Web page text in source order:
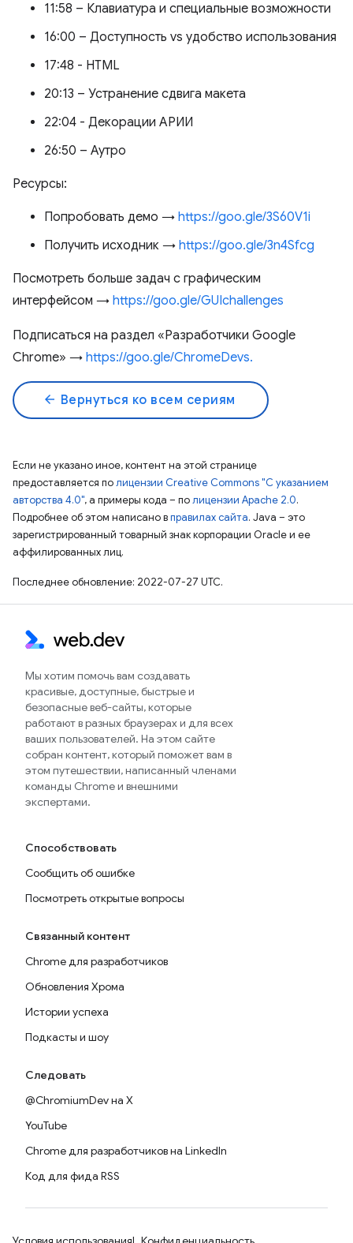
11:58 – Клавиатура и специальные возможности
16:00 – Доступность vs удобство использования
17:48 - HTML
20:13 – Устранение сдвига макета
22:04 - Декорации АРИИ
26:50 – Аутро
Ресурсы:
Попробовать демо → https://goo.gle/3S60V1i
Получить исходник → https://goo.gle/3n4Sfcg
Посмотреть больше задач с графическим
интерфейсом → https://goo.gle/GUIchallenges
Подписаться на раздел «Разработчики Google
Chrome» → https://goo.gle/ChromeDevs.
arrow_back Вернуться ко всем сериям
Если не указано иное, контент на этой странице
предоставляется полицензии Creative Commons "С указанием
авторства 4.0", а примеры кода – полицензии Apache 2.0.
Подробнее об этом написано вправилах сайта. Java – это
зарегистрированный товарный знак корпорации Oracle и ее
аффилированных лиц.
Последнее обновление: 2022-07-27 UTC.
Мы хотим помочь вам создавать
красивые, доступные, быстрые и
безопасные веб-сайты, которые
работают в разных браузерах и для всех
ваших пользователей. На этом сайте
собран контент, который поможет вам в
этом путешествии, написанный членами
команды Chrome и внешними
экспертами.
Способствовать
Сообщить об ошибке
Посмотреть открытые вопросы
Связанный контент
Chrome для разработчиков
Обновления Хрома
Истории успеха
Подкасты и шоу
Следовать
@ChromiumDev на X
YouTube
Chrome для разработчиков на LinkedIn
Код для фида RSS